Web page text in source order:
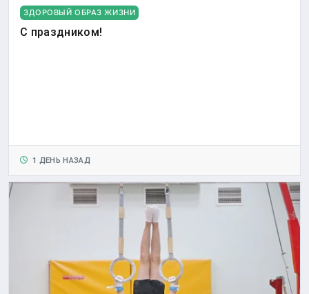
ЗДОРОВЫЙ ОБРАЗ ЖИЗНИ
С праздником!
1 ДЕНЬ НАЗАД